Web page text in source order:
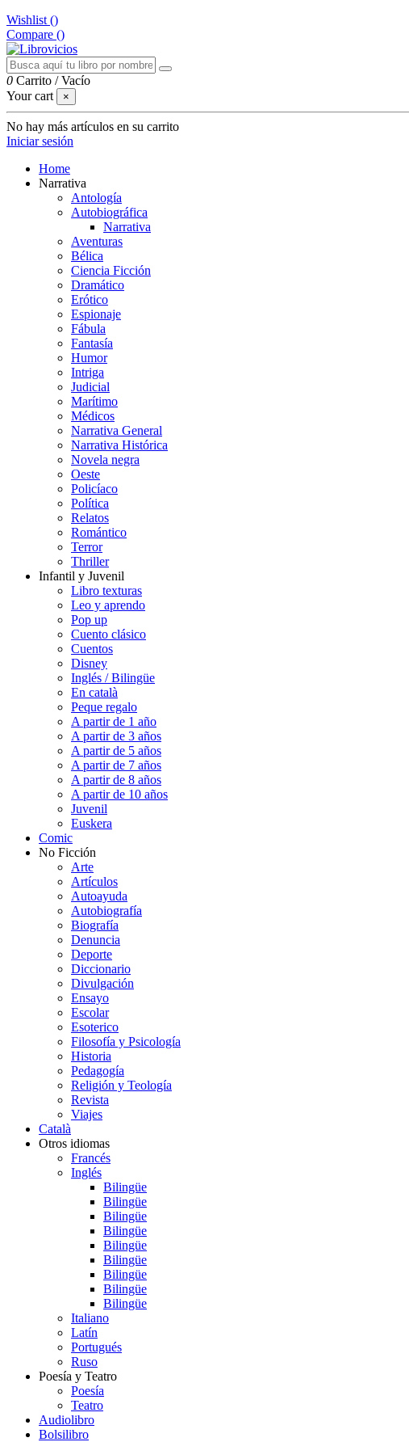
Wishlist ()
Compare ()
0 Carrito /Vacío
Your cart
×
No hay más artículos en su carrito
Iniciar sesión
Home
Narrativa
Antología
Autobiográfica
Narrativa
Aventuras
Bélica
Ciencia Ficción
Dramático
Erótico
Espionaje
Fábula
Fantasía
Humor
Intriga
Judicial
Marítimo
Médicos
Narrativa General
Narrativa Histórica
Novela negra
Oeste
Policíaco
Política
Relatos
Romántico
Terror
Thriller
Infantil y Juvenil
Libro texturas
Leo y aprendo
Pop up
Cuento clásico
Cuentos
Disney
Inglés / Bilingüe
En català
Peque regalo
A partir de 1 año
A partir de 3 años
A partir de 5 años
A partir de 7 años
A partir de 8 años
A partir de 10 años
Juvenil
Euskera
Comic
No Ficción
Arte
Artículos
Autoayuda
Autobiografía
Biografía
Denuncia
Deporte
Diccionario
Divulgación
Ensayo
Escolar
Esoterico
Filosofía y Psicología
Historia
Pedagogía
Religión y Teología
Revista
Viajes
Català
Otros idiomas
Francés
Inglés
Bilingüe
Bilingüe
Bilingüe
Bilingüe
Bilingüe
Bilingüe
Bilingüe
Bilingüe
Bilingüe
Italiano
Latín
Portugués
Ruso
Poesía y Teatro
Poesía
Teatro
Audiolibro
Bolsilibro